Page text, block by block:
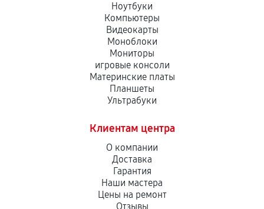
Ноутбуки
Компьютеры
Видеокарты
Моноблоки
Мониторы
игровые консоли
Материнские платы
Планшеты
Ультрабуки
Клиентам центра
О компании
Доставка
Гарантия
Наши мастера
Цены на ремонт
Отзывы